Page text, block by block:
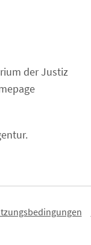
der Justiz